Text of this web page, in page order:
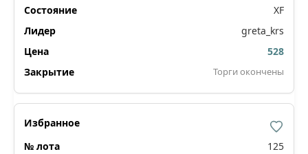
XF
greta_krs
528
Торги окончены
125